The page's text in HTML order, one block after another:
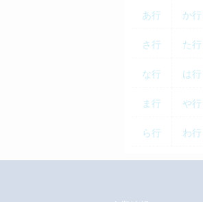
あ行 か行
さ行 た行
な行 は行
ま行 や行
ら行 わ行